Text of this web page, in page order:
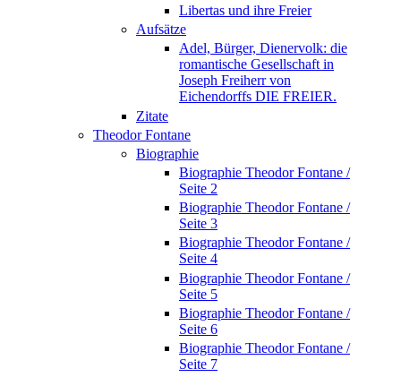
Libertas und ihre Freier
Aufsätze
Adel, Bürger, Dienervolk: die
romantische Gesellschaft in
Joseph Freiherr von
Eichendorffs DIE FREIER.
Zitate
Theodor Fontane
Biographie
Biographie Theodor Fontane /
Seite 2
Biographie Theodor Fontane /
Seite 3
Biographie Theodor Fontane /
Seite 4
Biographie Theodor Fontane /
Seite 5
Biographie Theodor Fontane /
Seite 6
Biographie Theodor Fontane /
Seite 7